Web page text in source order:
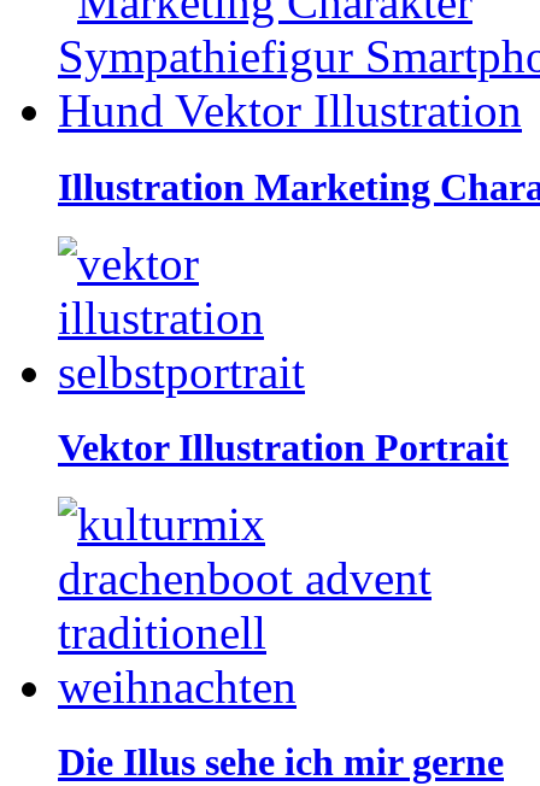
Illustration Marketing
Vektor Illustration Portrait
Die Illus sehe ich mir gerne